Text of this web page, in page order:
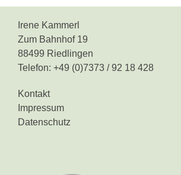
Irene Kammerl
Zum Bahnhof 19
88499 Riedlingen
Telefon: +49 (0)7373 / 92 18 428
Kontakt
Impressum
Datenschutz